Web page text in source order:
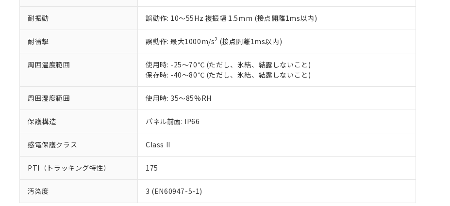
耐振動 誤動作: 10～55Hz 複振幅 1.5mm (接点開離1ms以内)
耐衝撃 誤動作: 最大1000m/s2 (接点開離1ms以内)
周囲温度範囲
使用時: -25～70℃ (ただし、氷結、結露しないこと)
保存時: -40～80℃ (ただし、氷結、結露しないこと)
周囲湿度範囲 使用時: 35～85%RH
保護構造 パネル前面: IP66
感電保護クラス Class II
PTI（トラッキング特性） 175
汚染度 3 (EN60947-5-1)
いる法人を指します。
EU RoHS指令（10物質）の非含有証明書
51物質の非含有証明書（当社基準）
※本証明書は発行日時点で非含有を証明するもので、過去に遡って非含有を証明するもので
また、RoHS指令のフタル酸エステル類４物質の対応では、対応完了までの期間は出荷製品
既に当社にて対応品への在庫切替を完了していることから、特段のことがない限り、2022
り割愛しております。